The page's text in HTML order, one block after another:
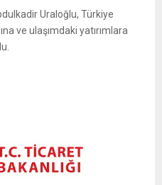
Uraloğlu, Türkiye
ve ulaşımdaki yatırımlara